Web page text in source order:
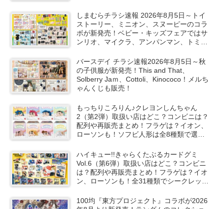
しまむらチラシ速報 2026年8月5日～トイ
ストーリー、ミニオン、スヌーピーのコラ
ボが新発売！ベビー・キッズフェアではサ
ンリオ、マイクラ、アンパンマン、トミカ
バースデイ チラシ速報2026年8月5日～秋
の子供服が新発売！This and That、
Solberry Jaｍ、Cottoli、Kinococo！メルち
ゃんくじも販売！
もっちりころりん♪クレヨンしんちゃん
2（第2弾）取扱い店はどこ？コンビニは？
配列や再販売まとめ！フラゲは？イオン、
ローソンも！ソフビ人形は全8種類で選ん
ハイキュー!!きゃらくたぶるカードグミ
Vol.6（第6弾）取扱い店はどこ？コンビニ
は？配列や再販売まとめ！フラゲは？イオ
ン、ローソンも！全31種類でシークレット
100均『東方プロジェクト』コラボが2026